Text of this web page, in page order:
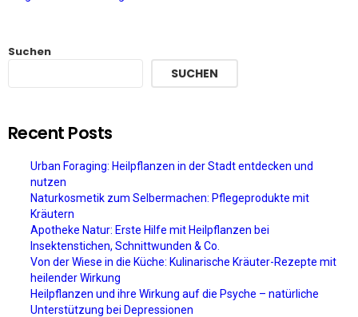
Suchen
SUCHEN
Recent Posts
Urban Foraging: Heilpflanzen in der Stadt entdecken und
nutzen
Naturkosmetik zum Selbermachen: Pflegeprodukte mit
Kräutern
Apotheke Natur: Erste Hilfe mit Heilpflanzen bei
Insektenstichen, Schnittwunden & Co.
Von der Wiese in die Küche: Kulinarische Kräuter-Rezepte mit
heilender Wirkung
Heilpflanzen und ihre Wirkung auf die Psyche – natürliche
Unterstützung bei Depressionen